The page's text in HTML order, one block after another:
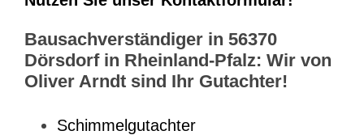
Bausachverständiger in 56370
Dörsdorf in Rheinland-Pfalz: Wir von
Oliver Arndt sind Ihr Gutachter!
Schimmelgutachter